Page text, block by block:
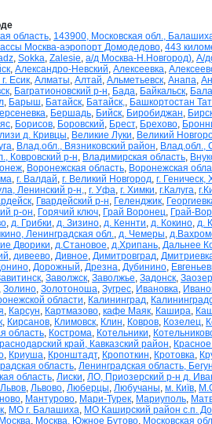
область, 143900, Московская обл.,
Москва-аэропорт Домодедово, 443
, Sokka, Zalesie, а/д Москва-Н.Новгород), А/
, Александро-Невский, Алексеевка,
Есик, Алматы, Алтай, Альметьевск, Анапа,
, Багратионовский р-н, Бада, Байкальск,
, Барыш, Батайск, Батайск,, Башкортостан
, Бершадь, Бийск, Биробиджан,
, Борисов, Боровский, Брест, Брехово,
д. Кривцы, Великие Луки, Великий
, Влад.обл., Вязниковский район, Влад.обл.,
Ковровский р-н, Владимирская область,
, Воронежская область, Воронежская
, г. Валдай, г. Великий Новгород, г. Геническ,
Ленинский р-н,, г. Уфа, г. Химки, г.Калуга,
, Гвардейский р-н, Геленджик,
р-он, Горячий ключ, Грай Воронец, Грай-
, д. Грибки, д. Зизино, д. Кеннти, д. Кокино, д.
Ленинградская обл., д. Чемеры,
Дворики, д.Становое, д.Хрипань, Дальнее
, дивеево, Дивное, Димитровград,
, Дорожный, Дрезна, Дубинино,
, Заволжск, Заволжье, Задонск,
, Золино, Золотоноша, Зугрес, Ивановка,
области, Калининград,
, Карсун, Картмазово, кафе Маяк, Кашира,
, Кирсанов, Климовск, Клин, Ковров, Козелец,
область, Кострома, Котельники,
край, Кавказский район,
, Криуша, Кронштадт, Кропоткин, Кротовка,
область, Ленинградская область,
область, Лиски, ЛО, Приозерский р-н д.
Львов, Львово, Люберцы, Любучаны, м. Київ,
, Мантурово, Мари-Турек, Мариуполь,
, МО г. Балашиха, МО Каширский район с.п.
Москва, Москва, Южное Бутово, Московская